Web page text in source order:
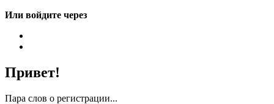
Или войдите через
Привет!
Пара слов о регистрации...